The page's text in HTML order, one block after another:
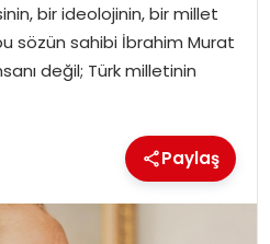
bir ideolojinin, bir millet
sözün sahibi İbrahim Murat
değil; Türk milletinin
Paylaş